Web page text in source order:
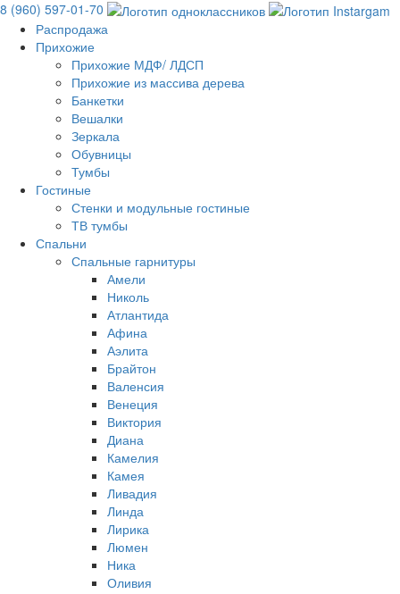
8 (960) 597-01-70
Распродажа
Прихожие
Прихожие МДФ/ ЛДСП
Прихожие из массива дерева
Банкетки
Вешалки
Зеркала
Обувницы
Тумбы
Гостиные
Стенки и модульные гостиные
ТВ тумбы
Спальни
Спальные гарнитуры
Амели
Николь
Атлантида
Афина
Аэлита
Брайтон
Валенсия
Венеция
Виктория
Диана
Камелия
Камея
Ливадия
Линда
Лирика
Люмен
Ника
Оливия